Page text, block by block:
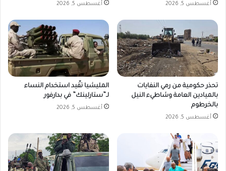
أغسطس 5, 2026 أغسطس 5, 2026
تحذر حكومية من رمي النفايات
بالميادين العامة وشاطيء النيل
بالخرطوم
أغسطس 5, 2026
المليشيا تقّيد استخدام النساء
لـ”ستارلينك” في بدارفور
أغسطس 5, 2026